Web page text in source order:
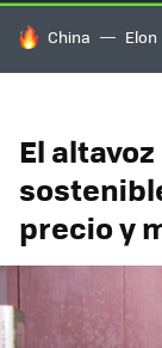
HOY SE HABLA
China
El
precio y